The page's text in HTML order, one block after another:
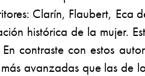
Clarín, Flaubert,
histórica de la mujer.
contraste con estos
avanzadas que las de